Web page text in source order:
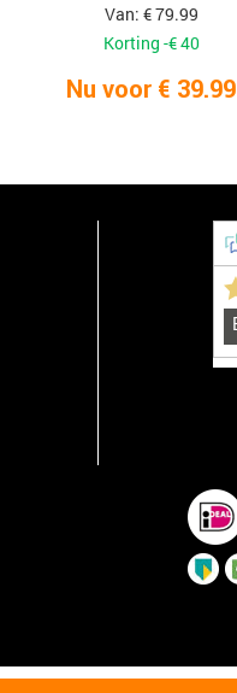
Van: € 79.99
Korting -€ 40
Nu voor € 39.99